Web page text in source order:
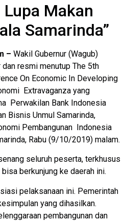
Makan
Samarinda”
– Wakil Gubernur (Wagub)
resmi menutup The 5th
On Economic In Developing
Extravaganza yang
Perwakilan Bank Indonesia
Bisnis Unmul Samarinda,
Pembangunan Indonesia
Rabu (9/10/2019) malam.
seluruh peserta, terkhusus
berkunjung ke daerah ini.
pelaksanaan ini. Pemerintah
yang dihasilkan.
pembangunan dan